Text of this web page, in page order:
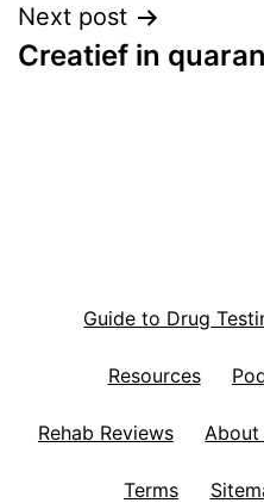
Next post
Creatief in
Guide to Drug
Resources
Rehab Reviews About
Terms